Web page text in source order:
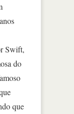
Swift,
do
que